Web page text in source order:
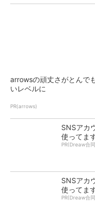
arrowsの頑丈さがとんで
いレベルに
PR(arrows)
SNSアカ
使ってます
PR(Dreaw合
SNSアカ
使ってます
PR(Dreaw合